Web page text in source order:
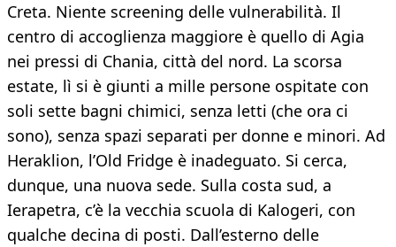
Creta. Niente screening delle vulnerabilità. Il
centro di accoglienza maggiore è quello di Agia
nei pressi di Chania, città del nord. La scorsa
estate, lì si è giunti a mille persone ospitate con
soli sette bagni chimici, senza letti (che ora ci
sono), senza spazi separati per donne e minori. Ad
Heraklion, l’Old Fridge è inadeguato. Si cerca,
dunque, una nuova sede. Sulla costa sud, a
Ierapetra, c’è la vecchia scuola di Kalogeri, con
qualche decina di posti. Dall’esterno delle